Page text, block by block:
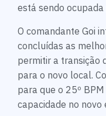
está sendo
O comandante Goi
concluídas as
permitir a transição
para o novo local.
para que o 25º
capacidade no novo